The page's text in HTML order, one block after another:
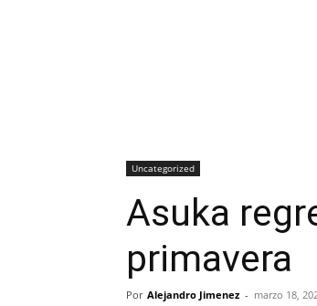
Uncategorized
Asuka
primavera
Por Alejandro Jimenez - marzo 18,